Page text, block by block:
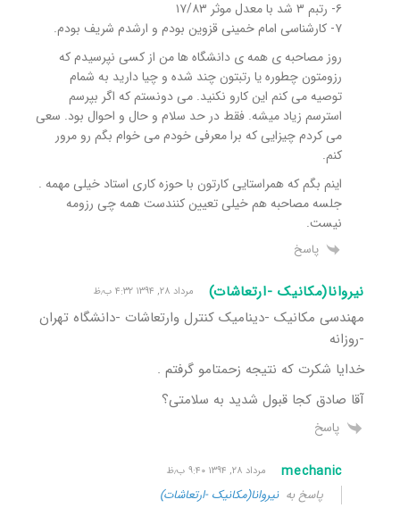
۶- رتبم ۳ شد با معدل موثر ۱۷/۸۳
۷- کارشناسی امام خمینی قزوین بودم و ارشدم شریف بودم.
روز مصاحبه ی همه ی دانشگاه ها من از کسی نپرسیدم که
رزومتون چطوره یا رتبتون چند شده و چیا دارید به شمام
توصیه می کنم این کارو نکنید. می دونستم که اگر بپرسم
استرسم زیاد میشه. فقط در حد سلام و حال و احوال بود. سعی
می کردم چیزایی که برا معرفی خودم می خوام بگم رو مرور
کنم.
اینم بگم که همراستایی کارتون با حوزه کاری استاد خیلی مهمه .
جلسه مصاحبه هم خیلی تعیین کنندست همه چی رزومه
نیست.
پاسخ
نیروانا(مکانیک -ارتعاشات) مرداد ۲۸, ۱۳۹۴ ۴:۳۲ ب٫ظ
مهندسی مکانیک -دینامیک کنترل وارتعاشات -دانشگاه تهران
-روزانه
خدایا شکرت که نتیجه زحمتامو گرفتم .
آقا صادق کجا قبول شدید به سلامتی؟
پاسخ
mechanic مرداد ۲۸, ۱۳۹۴ ۹:۴۰ ب٫ظ
پاسخ بهنیروانا(مکانیک -ارتعاشات)